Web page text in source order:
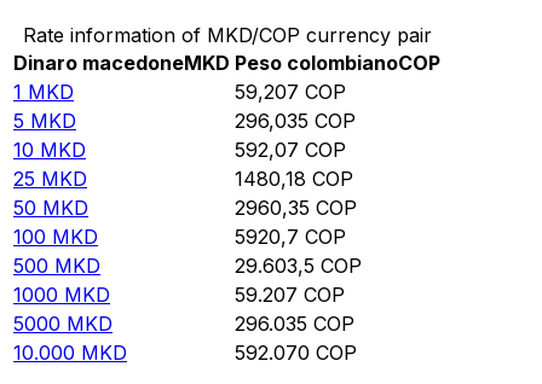
Rate information of MKD/COP currency pair
Dinaro macedoneMKD Peso colombianoCOP
1 MKD 59,207 COP
5 MKD 296,035 COP
10 MKD 592,07 COP
25 MKD 1480,18 COP
50 MKD 2960,35 COP
100 MKD 5920,7 COP
500 MKD 29.603,5 COP
1000 MKD 59.207 COP
5000 MKD 296.035 COP
10.000 MKD 592.070 COP